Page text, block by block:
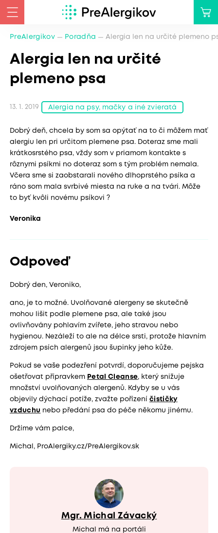
PreAlergikov Poradňa Alergia len na určité plemeno
Alergia len na určité
plemeno psa
13. 1. 2019 Alergia na psy, mačky a iné zvieratá
Dobrý deň, chcela by som sa opýtať na to či môžem mať
alergiu len pri určitom plemene psa. Doteraz sme mali
krátkosrstého psa, vždy som v priamom kontakte s
rôznymi psíkmi no doteraz som s tým problém nemala.
Včera sme si zaobstarali nového dlhoprstého psíka a
ráno som mala svrbivé miesta na ruke a na tvári. Môže
to byť kvôli novému psíkovi ?
Veronika
Odpoveď
Dobrý den, Veroniko,
ano, je to možné. Uvolňované alergeny se skutečně
mohou lišit podle plemene psa, ale také jsou
ovlivňovány pohlavím zvířete, jeho stravou nebo
hygienou. Nezáleží to ale na délce srsti, protože hlavním
zdrojem psích alergenů jsou šupinky jeho kůže.
Pokud se vaše podezření potvrdí, doporučujeme pejska
ošetřovat přípravkem Petal Cleanse, který snižuje
množství uvolňovaných alergenů. Kdyby se u vás
objevily dýchací potíže, zvažte pořízení čističky
vzduchu nebo předání psa do péče někomu jinému.
Držíme vám palce,
Michal, ProAlergiky.cz/PreAlergikov.sk
Mgr. Michal Závacký
Michal má na portáli